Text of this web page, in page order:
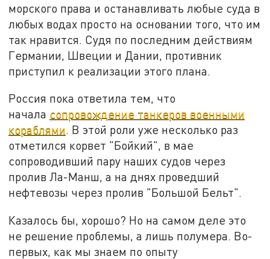
морского права и останавливать любые суда в
любых водах просто на основании того, что им
так нравится. Судя по последним действиям
Германии, Швеции и Дании, противник
приступил к реализации этого плана.
Россия пока ответила тем, что
начала сопровождение танкеров военными
кораблями. В этой роли уже несколько раз
отметился корвет "Бойкий", в мае
сопроводивший пару наших судов через
пролив Ла-Манш, а на днях проведший
нефтевозы через пролив "Большой Бельт".
Казалось бы, хорошо? Но на самом деле это
не решение проблемы, а лишь полумера. Во-
первых, как мы знаем по опыту